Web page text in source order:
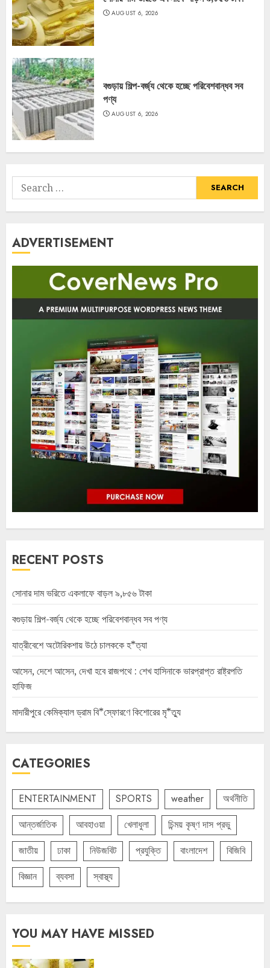
AUGUST 6, 2026
বগুড়ায় শিল্প-বর্জ্য থেকে হচ্ছে পরিবেশবান্ধব সব
পণ্য
AUGUST 6, 2026
Search
for:
ADVERTISEMENT
RECENT POSTS
সোনার দাম ভরিতে একলাফে বাড়ল ৯,৮৫৬ টাকা
বগুড়ায় শিল্প-বর্জ্য থেকে হচ্ছে পরিবেশবান্ধব সব পণ্য
যাত্রীবেশে অটোরিকশায় উঠে চালককে হ*ত্যা
আসেন, দেশে আসেন, দেখা হবে রাজপথে : শেখ হাসিনাকে ভারপ্রাপ্ত রাষ্ট্রপতি
হাফিজ
মাদারীপুরে কেমিক্যাল ড্রাম বি*স্ফোরণে কিশোরের মৃ*ত্যু
CATEGORIES
ENTERTAINMENT SPORTS weather
অর্থনীতি
আন্তর্জাতিক
আবহাওয়া খেলাধুলা
চিন্ময় কৃষ্ণ দাস প্রভু
জাতীয়
ঢাকা নিউজবিট প্রযুক্তি বাংলাদেশ
বিজিবি
বিজ্ঞান
ব্যবসা স্বাস্থ্য
YOU MAY HAVE MISSED